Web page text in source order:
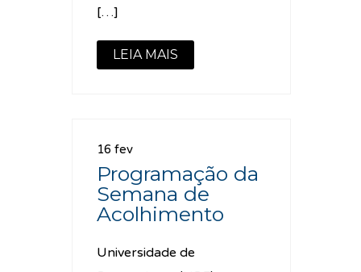
[…]
LEIA MAIS
16 fev
Programação da
Semana de
Acolhimento
Universidade de